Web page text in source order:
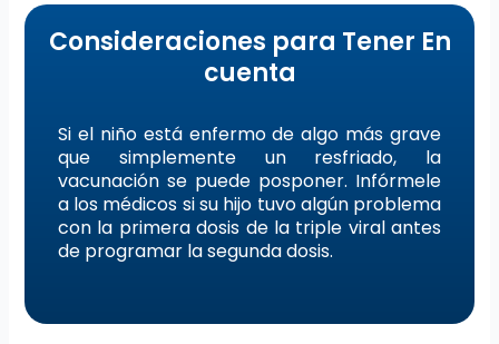
Consideraciones para Tener En
cuenta
Si el niño está enfermo de algo más grave
que simplemente un resfriado, la
vacunación se puede posponer. Infórmele
a los médicos si su hijo tuvo algún problema
con la primera dosis de la triple viral antes
de programar la segunda dosis.